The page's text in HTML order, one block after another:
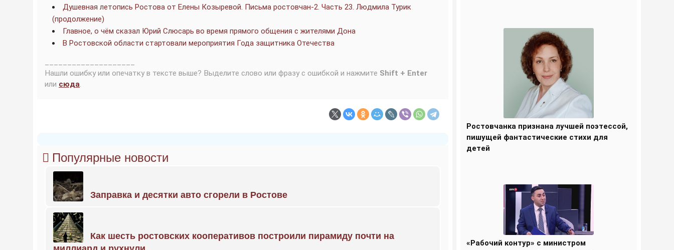
Душевная летопись Ростова от Елены Козыревой. Письма ростовчан-2. Часть 23. Людмила Турик
(продолжение)
Главное, о чём сказал Юрий Слюсарь во время прямого общения с жителями Дона
В Ростовской области стартовали мероприятия Года защитника Отечества
Нашли ошибку или опечатку в тексте выше? Выделите слово или фразу с ошибкой и нажмите Shift + Enter
или сюда.
Популярные новости
Заправка и десятки авто сгорели в Ростове
Как шесть ростовских кооперативов построили пирамиду почти на
Ростовчанка признана лучшей поэтессой,
пишущей фантастические стихи для
детей
«Рабочий контур» с министром